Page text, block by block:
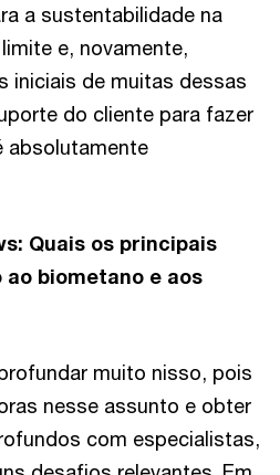
a sustentabilidade na
e, novamente,
iniciais de muitas dessas
do cliente para fazer
absolutamente
Quais os principais
biometano e aos
muito nisso, pois
nesse assunto e obter
com especialistas,